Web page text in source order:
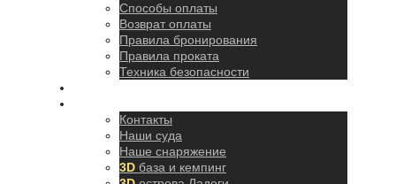
Способы оплаты
Возврат оплаты
Правила бронирования
Правила проката
Техника безопасности
Контакты
Наши суда
Наше снаряжение
3D база и кемпинг